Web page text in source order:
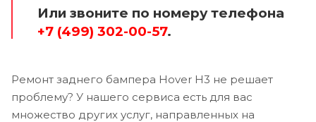
Или звоните по номеру телефона
+7 (499) 302-00-57.
Ремонт заднего бампера Hover H3 не решает
проблему? У нашего сервиса есть для вас
множество других услуг, направленных на